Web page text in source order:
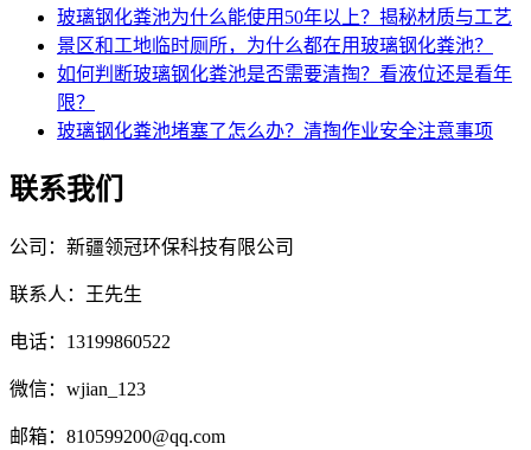
玻璃钢化粪池为什么能使用50年以上？揭秘材质与工艺
景区和工地临时厕所，为什么都在用玻璃钢化粪池？
如何判断玻璃钢化粪池是否需要清掏？看液位还是看年
限？
玻璃钢化粪池堵塞了怎么办？清掏作业安全注意事项
联系我们
公司：新疆领冠环保科技有限公司
联系人：王先生
电话：13199860522
微信：wjian_123
邮箱：810599200@qq.com